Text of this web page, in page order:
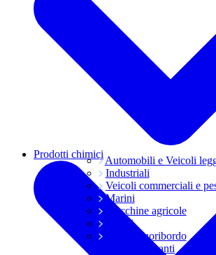
Automobili e Veicoli
Industriali
Veicoli commerciali e
Marini
Macchine agricole
Grassi
Moto e fuoribordo
Tutti i lubrificanti
Prodotti chimici